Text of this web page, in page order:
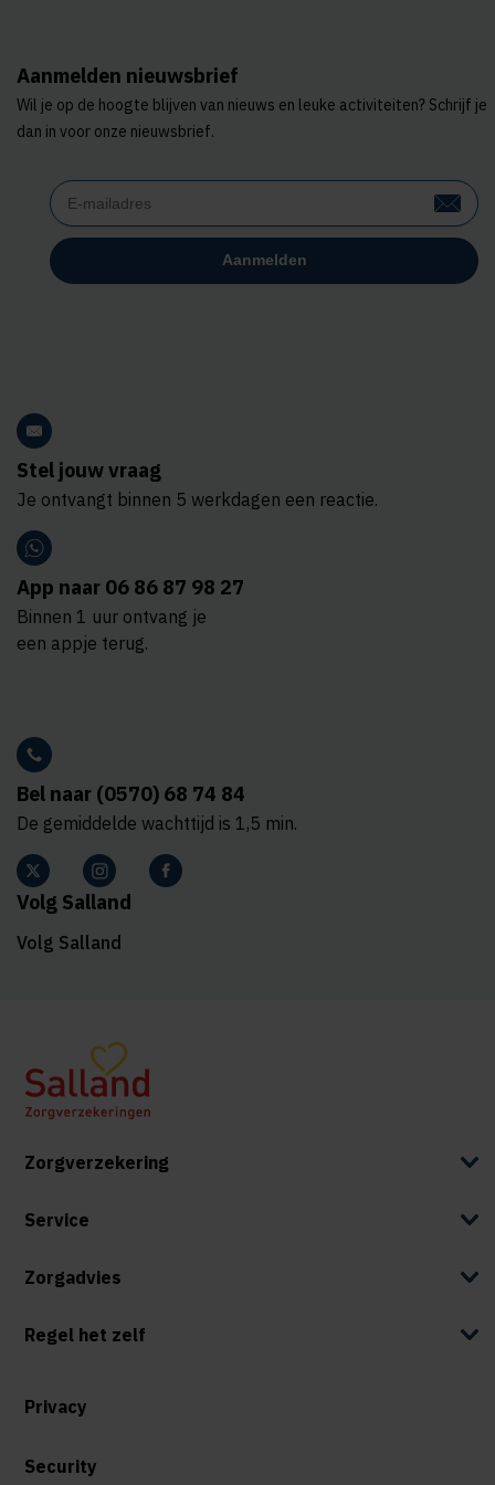
Aanmelden nieuwsbrief
Wil je op de hoogte blijven van nieuws en leuke activiteiten? Schrijf je
dan in voor onze nieuwsbrief.
Stel jouw vraag
Je ontvangt binnen 5 werkdagen een reactie.
App naar 06 86 87 98 27
Binnen 1 uur ontvang je
een appje terug.
Bel naar (0570) 68 74 84
De gemiddelde wachttijd is 1,5 min.
Volg Salland
Volg Salland
Zorgverzekering
Service
Zorgadvies
Regel het zelf
Privacy
Security